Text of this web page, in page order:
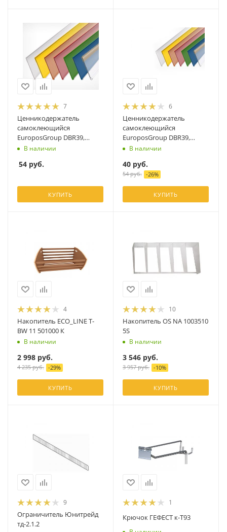
7
Ценникодержатель
самоклеющийся
EuroposGroup DBR39,
прозрачный
В наличии
54 руб.
КУПИТЬ
6
Ценникодержатель
самоклеющийся
EuroposGroup DBR39,
синий
В наличии
40 руб.
54руб. -26%
КУПИТЬ
4
Накопитель ECO_LINE T-
BW 11 501000 К
В наличии
2 998 руб.
4 235руб. -29%
КУПИТЬ
10
Накопитель OS NA 1003510
5S
В наличии
3 546 руб.
3 957руб. -10%
КУПИТЬ
9
Ограничитель Юнитрейд
тд-2.1.2
1
Крючок ГЕФЕСТ к-Т93